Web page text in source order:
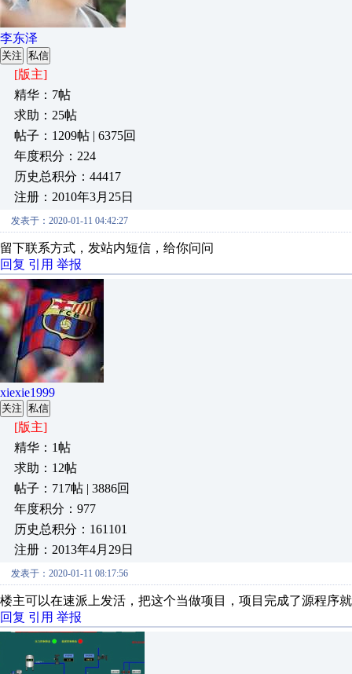
李东泽
关注 私信
[版主]
精华：7帖
求助：25帖
帖子：1209帖 | 6375回
年度积分：224
历史总积分：44417
注册：2010年3月25日
发表于：2020-01-11 04:42:27
留下联系方式，发站内短信，给你问问
回复 引用 举报
xiexie1999
关注 私信
[版主]
精华：1帖
求助：12帖
帖子：717帖 | 3886回
年度积分：977
历史总积分：161101
注册：2013年4月29日
发表于：2020-01-11 08:17:56
楼主可以在速派上发活，把这个当做项目，项目完成了源程序
回复 引用 举报